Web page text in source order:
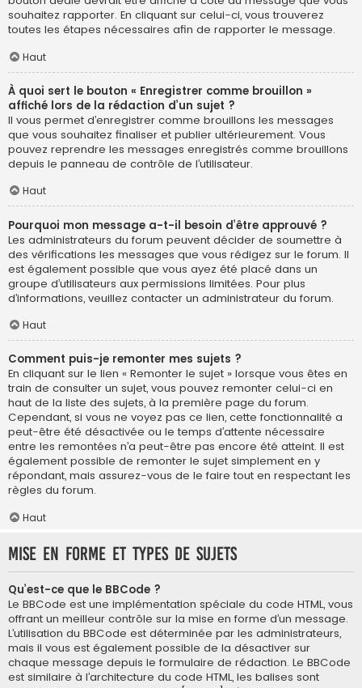
souhaitez rapporter. En cliquant sur celui-ci, vous trouverez
toutes les étapes nécessaires afin de rapporter le message.
Haut
À quoi sert le bouton « Enregistrer comme brouillon »
affiché lors de la rédaction d’un sujet ?
Il vous permet d’enregistrer comme brouillons les messages
que vous souhaitez finaliser et publier ultérieurement. Vous
pouvez reprendre les messages enregistrés comme brouillons
depuis le panneau de contrôle de l’utilisateur.
Haut
Pourquoi mon message a-t-il besoin d’être approuvé ?
Les administrateurs du forum peuvent décider de soumettre à
des vérifications les messages que vous rédigez sur le forum. Il
est également possible que vous ayez été placé dans un
groupe d’utilisateurs aux permissions limitées. Pour plus
d’informations, veuillez contacter un administrateur du forum.
Haut
Comment puis-je remonter mes sujets ?
En cliquant sur le lien « Remonter le sujet » lorsque vous êtes en
train de consulter un sujet, vous pouvez remonter celui-ci en
haut de la liste des sujets, à la première page du forum.
Cependant, si vous ne voyez pas ce lien, cette fonctionnalité a
peut-être été désactivée ou le temps d’attente nécessaire
entre les remontées n’a peut-être pas encore été atteint. Il est
également possible de remonter le sujet simplement en y
répondant, mais assurez-vous de le faire tout en respectant les
règles du forum.
Haut
Mise en forme et types de sujets
Qu’est-ce que le BBCode ?
Le BBCode est une implémentation spéciale du code HTML, vous
offrant un meilleur contrôle sur la mise en forme d’un message.
L’utilisation du BBCode est déterminée par les administrateurs,
mais il vous est également possible de la désactiver sur
chaque message depuis le formulaire de rédaction. Le BBCode
est similaire à l’architecture du code HTML, les balises sont